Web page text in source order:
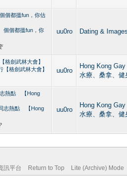
個都搵fun，你估
個個都搵fun，你
uu0ro Dating &
格劍武林大會】
【格劍武林大會】
uu0ro
Hong Kong
水療、桑拿、
志熱點 【Hong
志熱點 【Hong
uu0ro
Hong Kong
水療、桑拿、
訊平台 Return to Top Lite (Archive) Mode